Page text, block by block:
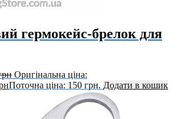
гермокейс-брелок для
Оригінальна ціна:
Поточна ціна: 150 грн. Додати в кошик